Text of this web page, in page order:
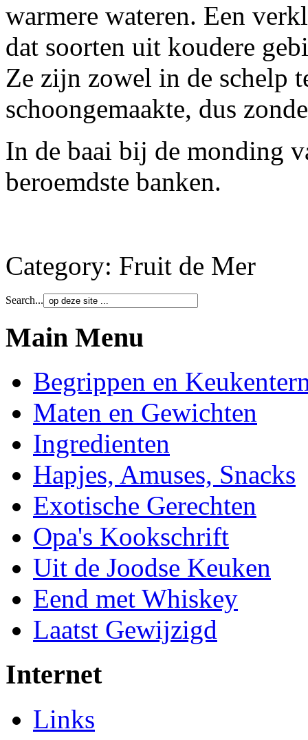
warmere wateren. Een
dat soorten uit koudere
Ze zijn zowel in de schelp
schoongemaakte, dus
In de baai bij de monding
beroemdste banken.
Category: Fruit de Mer
Search...
Main Menu
Begrippen en
Maten en Gewichten
Ingredienten
Hapjes, Amuses, Snacks
Exotische Gerechten
Opa's Kookschrift
Uit de Joodse Keuken
Eend met Whiskey
Laatst Gewijzigd
Internet
Links